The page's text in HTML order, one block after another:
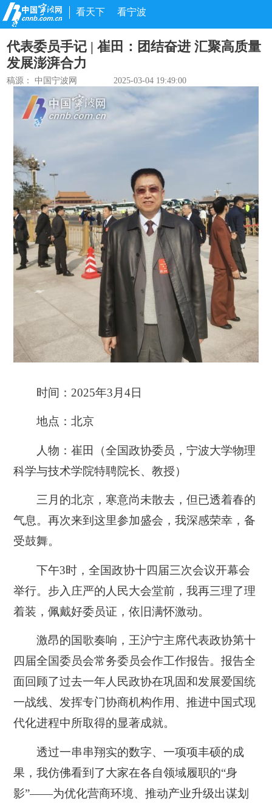
看天下 看宁波
代表委员手记 | 崔田：团结奋进 汇聚高质量
发展澎湃合力
稿源： 中国宁波网 2025-03-04 19:49:00
时间：2025年3月4日
地点：北京
人物：崔田（全国政协委员，宁波大学物理
科学与技术学院特聘院长、教授）
三月的北京，寒意尚未散去，但已透着春的
气息。再次来到这里参加盛会，我深感荣幸，备
受鼓舞。
下午3时，全国政协十四届三次会议开幕会
举行。步入庄严的人民大会堂前，我再三理了理
着装，佩戴好委员证，依旧满怀激动。
激昂的国歌奏响，王沪宁主席代表政协第十
四届全国委员会常务委员会作工作报告。报告全
面回顾了过去一年人民政协在巩固和发展爱国统
一战线、发挥专门协商机构作用、推进中国式现
代化进程中所取得的显著成就。
透过一串串翔实的数字、一项项丰硕的成
果，我仿佛看到了大家在各自领域履职的“身
影”——为优化营商环境、推动产业升级出谋划